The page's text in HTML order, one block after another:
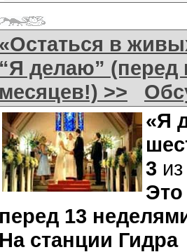
«Остаться в
“Я делаю”
месяцев!) >>
«Я
3
перед 13
На станции Гидра